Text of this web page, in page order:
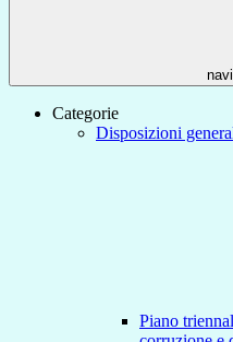
Categorie
Disposizioni
Piano